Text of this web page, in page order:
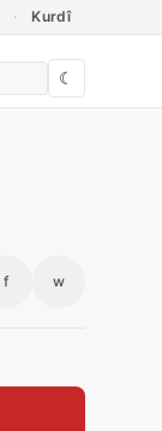
Kurdî
☾
f w